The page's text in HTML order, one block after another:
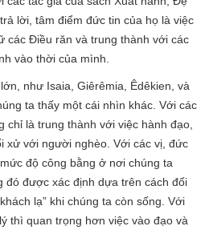
lời, tâm điểm đức tin của họ là việc
các Điều răn và trung thành với các
vào thời của mình.
như Isaia, Giêrêmia, Êdêkien, và
ta thấy một cái nhìn khác. Với các
chỉ là trung thành với việc hành đạo,
xử với người nghèo. Với các vị, đức
độ công bằng ở nơi chúng ta
đó được xác định dựa trên cách đối
lạ” khi chúng ta còn sống. Với
thì quan trọng hơn việc vào đạo và